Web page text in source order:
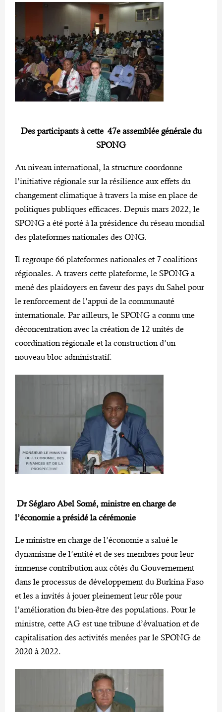
Des participants à cette 47e assemblée générale du
SPONG
Au niveau international, la structure coordonne
l’initiative régionale sur la résilience aux effets du
changement climatique à travers la mise en place de
politiques publiques efficaces. Depuis mars 2022, le
SPONG a été porté à la présidence du réseau mondial
des plateformes nationales des ONG.
Il regroupe 66 plateformes nationales et 7 coalitions
régionales. A travers cette plateforme, le SPONG a
mené des plaidoyers en faveur des pays du Sahel pour
le renforcement de l’appui de la communauté
internationale. Par ailleurs, le SPONG a connu une
déconcentration avec la création de 12 unités de
coordination régionale et la construction d’un
nouveau bloc administratif.
Dr Séglaro Abel Somé, ministre en charge de
l’économie a présidé la cérémonie
Le ministre en charge de l’économie a salué le
dynamisme de l’entité et de ses membres pour leur
immense contribution aux côtés du Gouvernement
dans le processus de développement du Burkina Faso
et les a invités à jouer pleinement leur rôle pour
l’amélioration du bien-être des populations. Pour le
ministre, cette AG est une tribune d’évaluation et de
capitalisation des activités menées par le SPONG de
2020 à 2022.